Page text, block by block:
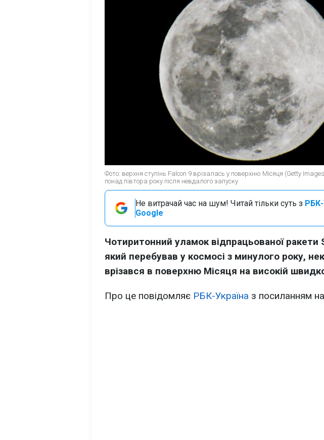
Фото: верхня ступінь Falcon 9 врізалась у поверхню Місяця (Getty
понад півтора року після невдалого запуску
Не витрачай час на шум! Читай тільки суть з РБК-
Google
Чотиритонний уламок відпрацьованої ракети
який перебував у космосі з минулого року,
врізався в поверхню Місяця на високій
Про це повідомляє РБК-Україна з посиланням на